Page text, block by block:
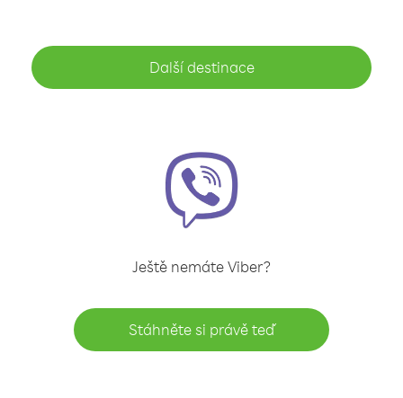
Další destinace
Ještě nemáte Viber?
Stáhněte si právě teď